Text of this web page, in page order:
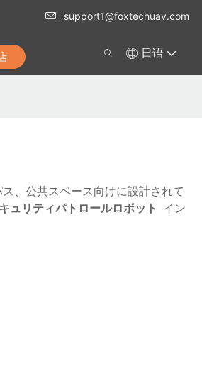
support1@foxtechuav.com
日语
、公共スペース向けに設計されて
ュリティパトロールロボット
イン